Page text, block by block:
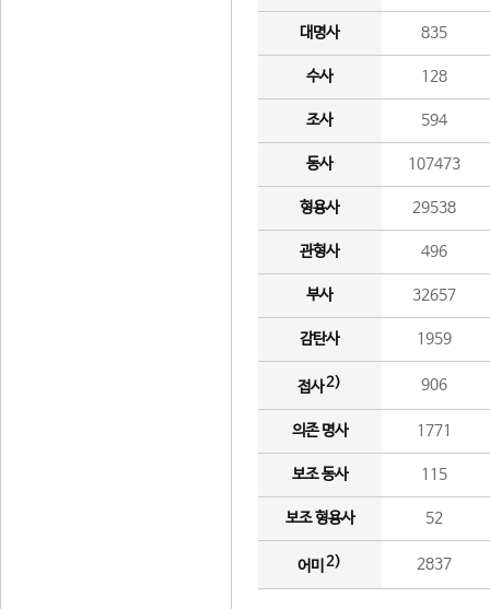
대명사 835
수사 128
조사 594
동사 107473
형용사 29538
관형사 496
부사 32657
감탄사 1959
접사2) 906
의존 명사 1771
보조 동사 115
보조 형용사 52
어미 2) 2837